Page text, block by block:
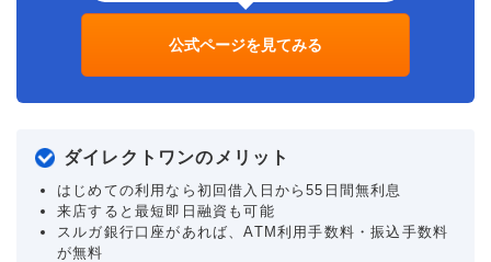
公式ページを見てみる
ダイレクトワンのメリット
はじめての利用なら初回借入日から55日間無利息
来店すると最短即日融資も可能
スルガ銀行口座があれば、ATM利用手数料・振込手数料
が無料